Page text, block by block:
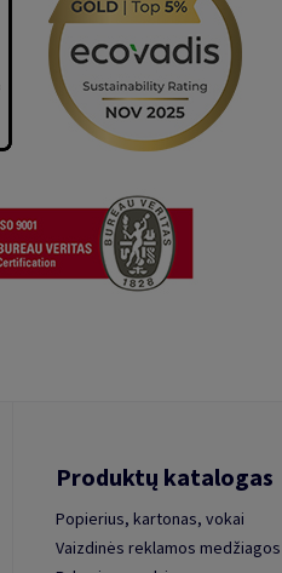
Produktų katalogas
Popierius, kartonas, vokai
Vaizdinės reklamos medžiagos